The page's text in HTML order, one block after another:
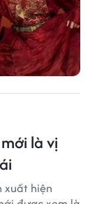
là vị
xuất hiện